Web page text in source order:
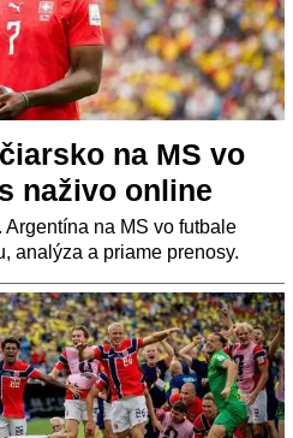
na MS vo
naživo online
na MS vo futbale
analýza a priame prenosy.